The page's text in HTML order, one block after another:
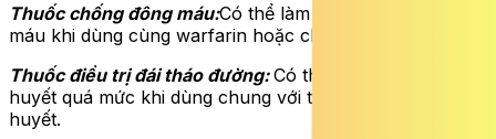
Thuốc chống đông máu:Có thể làm tăng nguy cơ chảy
máu khi dùng cùng warfarin hoặc clopidogrel.
Thuốc điều trị đái tháo đường:Có thể làm hạ đường
huyết quá mức khi dùng chung với thuốc hạ đường
huyết.